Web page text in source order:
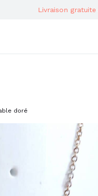
Livraison gratuite
doré